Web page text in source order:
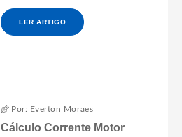
LER ARTIGO
Por: Everton Moraes
Cálculo Corrente Motor